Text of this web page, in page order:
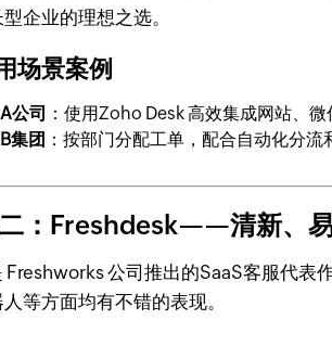
企业的理想之选。
场景案例
公司 ：使用Zoho Desk 高效集成网站、
集团 ：按部门分配工单，配合自动化分
：Freshdesk——清新、
Freshworks 公司推出的SaaS客服代
等方面均有不错的表现。